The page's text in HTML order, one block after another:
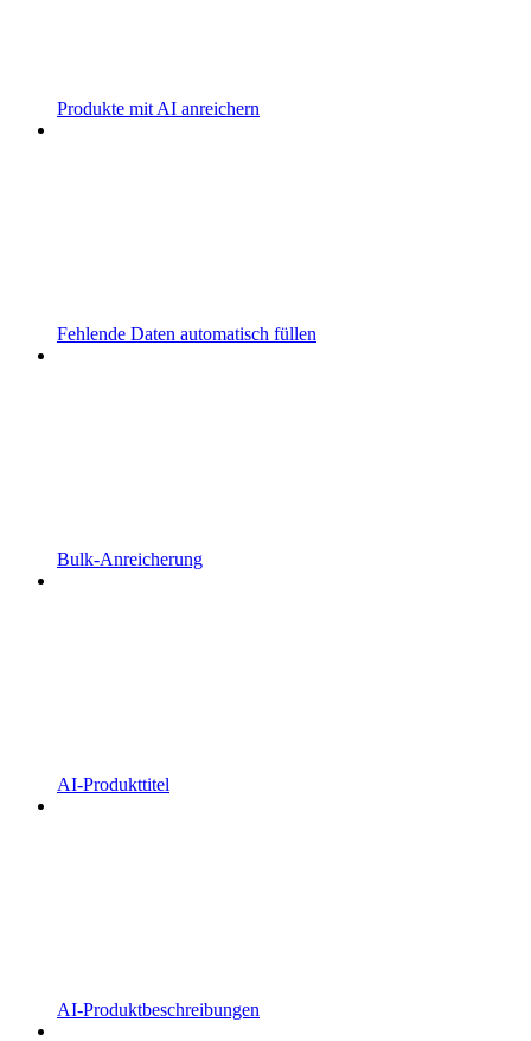
Produkte mit AI anreichern
Fehlende Daten automatisch füllen
Bulk-Anreicherung
AI-Produkttitel
AI-Produktbeschreibungen